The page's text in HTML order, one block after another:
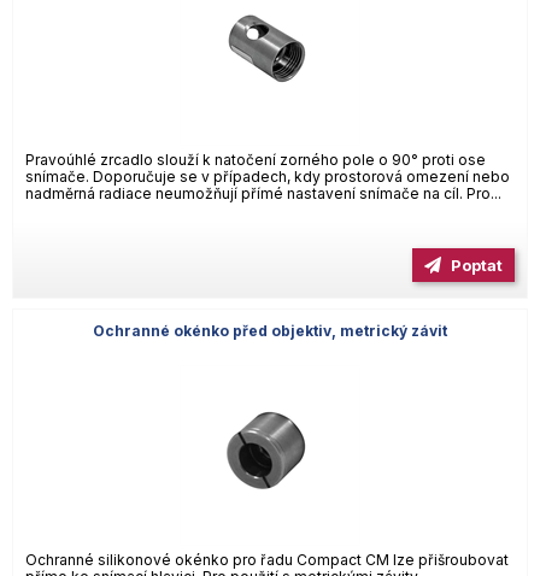
Pravoúhlé zrcadlo slouží k natočení zorného pole o 90° proti ose
snímače. Doporučuje se v případech, kdy prostorová omezení nebo
nadměrná radiace neumožňují přímé nastavení snímače na cíl. Pro...
Poptat
Ochranné okénko před objektiv, metrický závit
Ochranné silikonové okénko pro řadu Compact CM lze přišroubovat